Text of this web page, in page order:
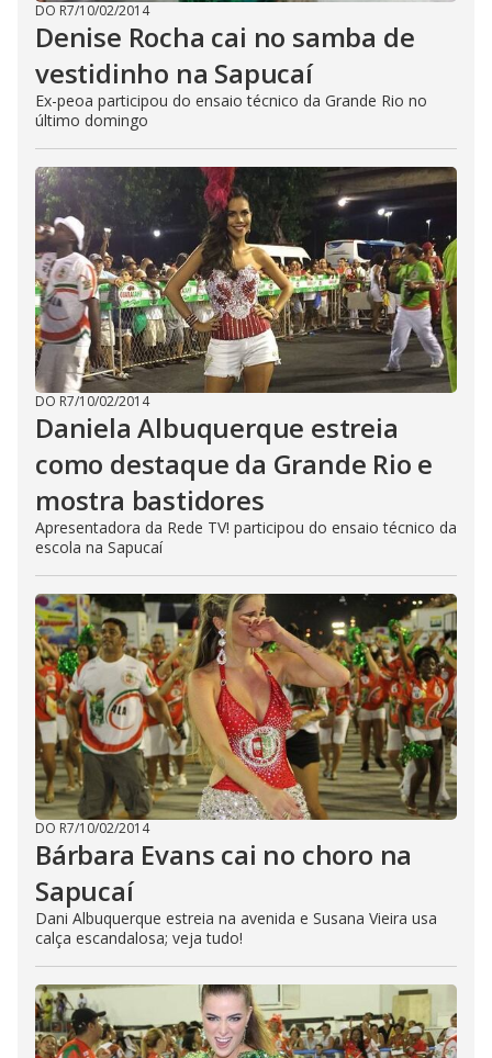
DO R7/10/02/2014
Denise Rocha cai no samba de
vestidinho na Sapucaí
Ex-peoa participou do ensaio técnico da Grande Rio no
último domingo
DO R7/10/02/2014
Daniela Albuquerque estreia
como destaque da Grande Rio e
mostra bastidores
Apresentadora da Rede TV! participou do ensaio técnico da
escola na Sapucaí
DO R7/10/02/2014
Bárbara Evans cai no choro na
Sapucaí
Dani Albuquerque estreia na avenida e Susana Vieira usa
calça escandalosa; veja tudo!